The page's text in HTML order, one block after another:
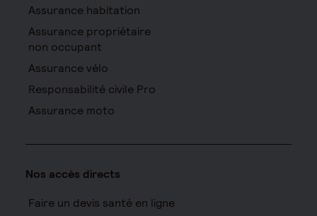
Assurance habitation
Assurance propriétaire
non occupant
Assurance vélo
Responsabilité civile Pro
Assurance moto
Nos accès directs
Faire un devis santé en ligne